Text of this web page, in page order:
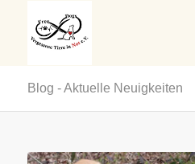
Blog - Aktuelle Neuigkeiten